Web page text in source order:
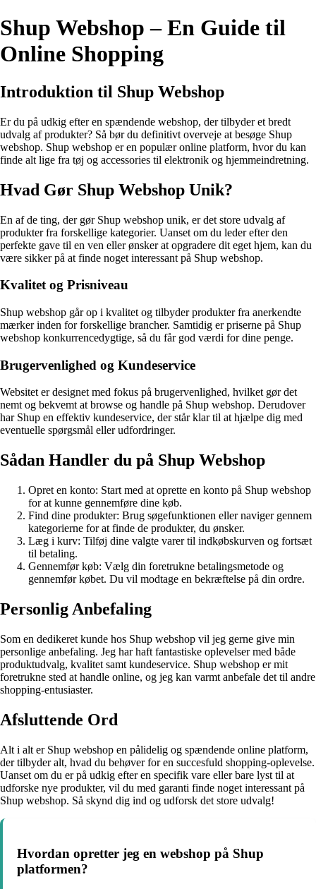
Shup Webshop – En Guide til
Online Shopping
Introduktion til Shup Webshop
Er du på udkig efter en spændende webshop, der tilbyder et bredt
udvalg af produkter? Så bør du definitivt overveje at besøge Shup
webshop. Shup webshop er en populær online platform, hvor du kan
finde alt lige fra tøj og accessories til elektronik og hjemmeindretning.
Hvad Gør Shup Webshop Unik?
En af de ting, der gør Shup webshop unik, er det store udvalg af
produkter fra forskellige kategorier. Uanset om du leder efter den
perfekte gave til en ven eller ønsker at opgradere dit eget hjem, kan du
være sikker på at finde noget interessant på Shup webshop.
Kvalitet og Prisniveau
Shup webshop går op i kvalitet og tilbyder produkter fra anerkendte
mærker inden for forskellige brancher. Samtidig er priserne på Shup
webshop konkurrencedygtige, så du får god værdi for dine penge.
Brugervenlighed og Kundeservice
Websitet er designet med fokus på brugervenlighed, hvilket gør det
nemt og bekvemt at browse og handle på Shup webshop. Derudover
har Shup en effektiv kundeservice, der står klar til at hjælpe dig med
eventuelle spørgsmål eller udfordringer.
Sådan Handler du på Shup Webshop
Opret en konto: Start med at oprette en konto på Shup webshop
for at kunne gennemføre dine køb.
Find dine produkter: Brug søgefunktionen eller naviger gennem
kategorierne for at finde de produkter, du ønsker.
Læg i kurv: Tilføj dine valgte varer til indkøbskurven og fortsæt
til betaling.
Gennemfør køb: Vælg din foretrukne betalingsmetode og
gennemfør købet. Du vil modtage en bekræftelse på din ordre.
Personlig Anbefaling
Som en dedikeret kunde hos Shup webshop vil jeg gerne give min
personlige anbefaling. Jeg har haft fantastiske oplevelser med både
produktudvalg, kvalitet samt kundeservice. Shup webshop er mit
foretrukne sted at handle online, og jeg kan varmt anbefale det til andre
shopping-entusiaster.
Afsluttende Ord
Alt i alt er Shup webshop en pålidelig og spændende online platform,
der tilbyder alt, hvad du behøver for en succesfuld shopping-oplevelse.
Uanset om du er på udkig efter en specifik vare eller bare lyst til at
udforske nye produkter, vil du med garanti finde noget interessant på
Shup webshop. Så skynd dig ind og udforsk det store udvalg!
Hvordan opretter jeg en webshop på Shup
platformen?